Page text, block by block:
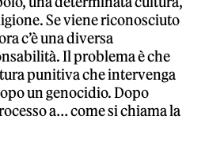
Se viene riconosciuto
c’è una diversa
Il problema è che
punitiva che intervenga
un genocidio. Dopo
a… come si chiama la